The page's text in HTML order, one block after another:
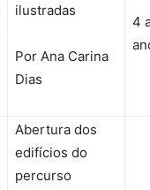
ilustradas
Por Ana Carina
Dias
4
Abertura dos
edifícios do
percurso